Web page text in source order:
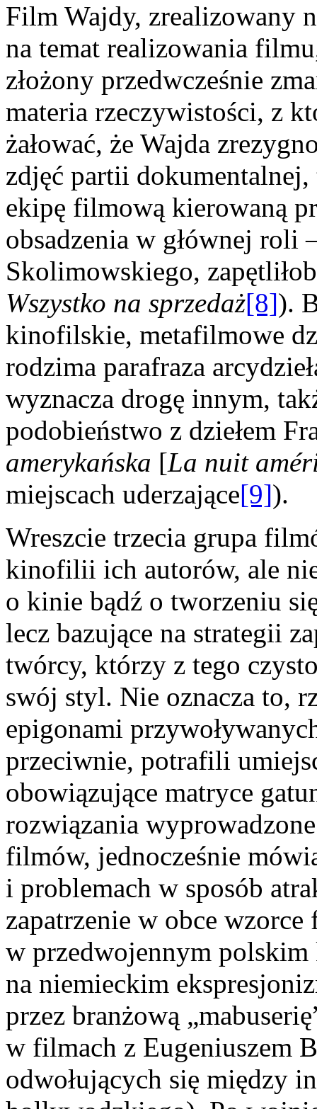
Film Wajdy, zrealizowany
na temat realizowania
złożony przedwcześnie
materia rzeczywistości, z
żałować, że Wajda
zdjęć partii
ekipę filmową kierowaną
obsadzenia w głównej roli
Skolimowskiego,
Wszystko na sprzedaż[8]).
kinofilskie, metafilmowe
rodzima parafraza
wyznacza drogę innym,
podobieństwo z dziełem
amerykańska [La nuit
miejscach uderzające[9]).
Wreszcie trzecia grupa
kinofilii ich autorów, ale
o kinie bądź o tworzeniu
lecz bazujące na strategii
twórcy, którzy z tego
swój styl. Nie oznacza to,
epigonami
przeciwnie, potrafili
obowiązujące matryce
rozwiązania
filmów, jednocześnie
i problemach w sposób
zapatrzenie w obce
w przedwojennym
na niemieckim
przez branżową
w filmach z Eugeniuszem
odwołujących się między